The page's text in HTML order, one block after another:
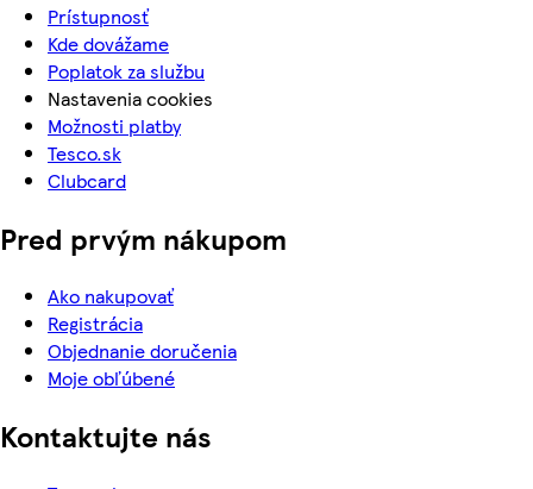
Prístupnosť
Kde dovážame
Poplatok za službu
Nastavenia cookies
Možnosti platby
Tesco.sk
Clubcard
Pred prvým nákupom
Ako nakupovať
Registrácia
Objednanie doručenia
Moje obľúbené
Kontaktujte nás